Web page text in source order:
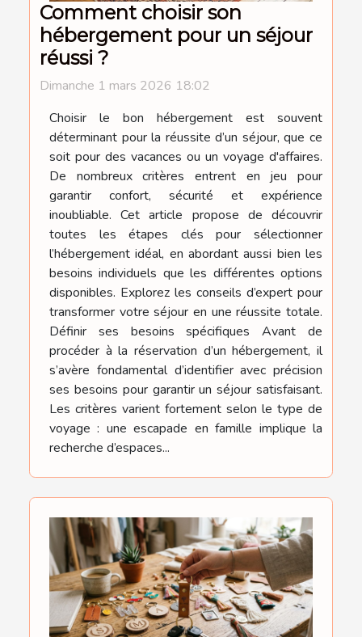
Comment choisir son
hébergement pour un séjour
réussi ?
Dimanche 1 mars 2026 18:02
Choisir le bon hébergement est souvent
déterminant pour la réussite d’un séjour, que ce
soit pour des vacances ou un voyage d'affaires.
De nombreux critères entrent en jeu pour
garantir confort, sécurité et expérience
inoubliable. Cet article propose de découvrir
toutes les étapes clés pour sélectionner
l’hébergement idéal, en abordant aussi bien les
besoins individuels que les différentes options
disponibles. Explorez les conseils d’expert pour
transformer votre séjour en une réussite totale.
Définir ses besoins spécifiques Avant de
procéder à la réservation d’un hébergement, il
s’avère fondamental d’identifier avec précision
ses besoins pour garantir un séjour satisfaisant.
Les critères varient fortement selon le type de
voyage : une escapade en famille implique la
recherche d’espaces...